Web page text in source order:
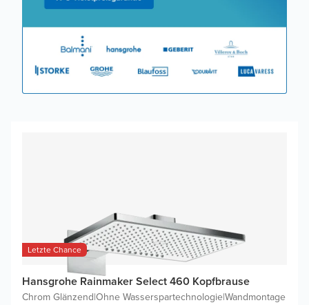
Letzte Chance
Hansgrohe Rainmaker Select 460 Kopfbrause
Chrom Glänzend|Ohne Wasserspartechnologie|Wandmontage